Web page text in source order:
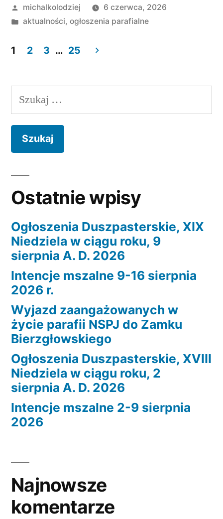
Niedziela
w
ciągu
7
A.
Opublikowane
przez
michalkolodziej
6 czerwca, 2026
Opublikowano
aktualności, ogłoszenia parafialne
wpisów
1 2 3 … 25
Szukaj:
Ostatnie wpisy
Ogłoszenia Duszpasterskie, XIX
Niedziela w ciągu roku, 9
sierpnia A. D. 2026
Intencje mszalne 9-16 sierpnia
2026 r.
Wyjazd zaangażowanych w
życie parafii NSPJ do Zamku
Bierzgłowskiego
Ogłoszenia Duszpasterskie, XVIII
Niedziela w ciągu roku, 2
sierpnia A. D. 2026
Intencje mszalne 2-9 sierpnia
2026
Najnowsze
komentarze